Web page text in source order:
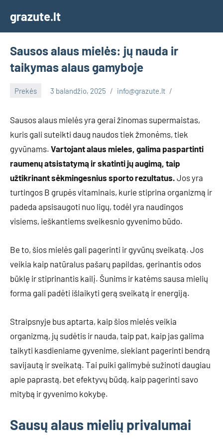
content
grazute.lt
Sausos alaus mielės: jų nauda ir
taikymas alaus gamyboje
Prekės 3 balandžio, 2025 info@grazute.lt
Sausos alaus mielės yra gerai žinomas supermaistas,
kuris gali suteikti daug naudos tiek žmonėms, tiek
gyvūnams. Vartojant alaus mieles, galima paspartinti
raumenų atsistatymą ir skatinti jų augimą, taip
užtikrinant sėkmingesnius sporto rezultatus. Jos yra
turtingos B grupės vitaminais, kurie stiprina organizmą ir
padeda apsisaugoti nuo ligų, todėl yra naudingos
visiems, ieškantiems sveikesnio gyvenimo būdo.
Be to, šios mielės gali pagerinti ir gyvūnų sveikatą. Jos
veikia kaip natūralus pašarų papildas, gerinantis odos
būklę ir stiprinantis kailį. Šunims ir katėms sausa mielių
forma gali padėti išlaikyti gerą sveikatą ir energiją.
Straipsnyje bus aptarta, kaip šios mielės veikia
organizmą, jų sudėtis ir nauda, taip pat, kaip jas galima
taikyti kasdieniame gyvenime, siekiant pagerinti bendrą
savijautą ir sveikatą. Tai puiki galimybė sužinoti daugiau
apie paprastą, bet efektyvų būdą, kaip pagerinti savo
mitybą ir gyvenimo kokybę.
Sausų alaus mielių privalumai